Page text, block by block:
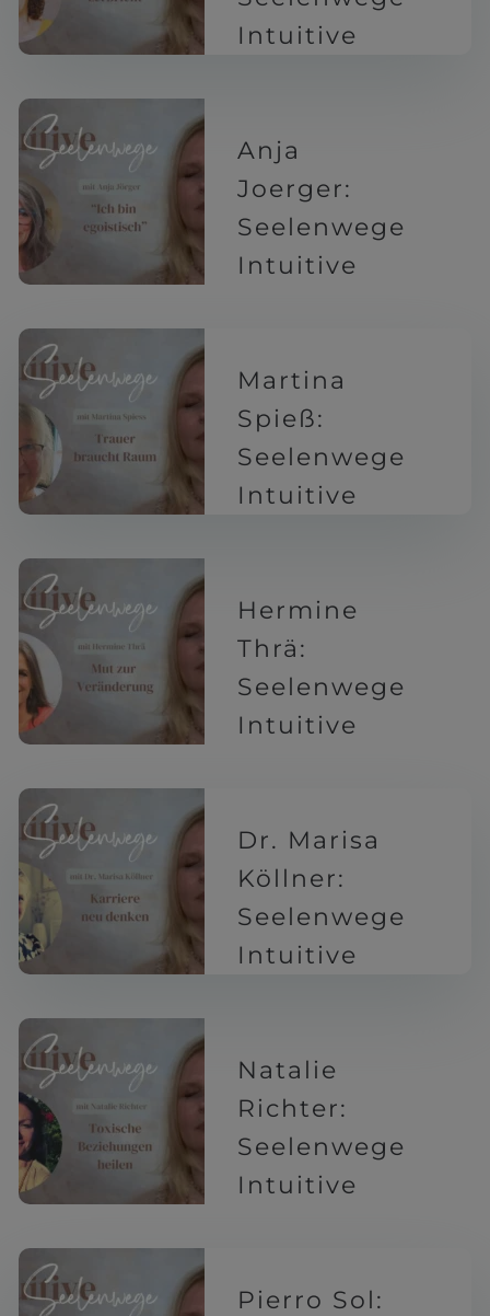
Intuitive
Anja
Joerger:
Seelenwege
Intuitive
Martina
Spieß:
Seelenwege
Intuitive
Hermine
Thrä:
Seelenwege
Intuitive
Dr. Marisa
Köllner:
Seelenwege
Intuitive
Natalie
Richter:
Seelenwege
Intuitive
Pierro Sol: